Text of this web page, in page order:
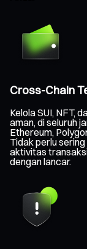
Cross-Chain
Kelola SUI, NFT,
aman, di seluruh
Ethereum,
Tidak perlu
aktivitas
dengan lancar.